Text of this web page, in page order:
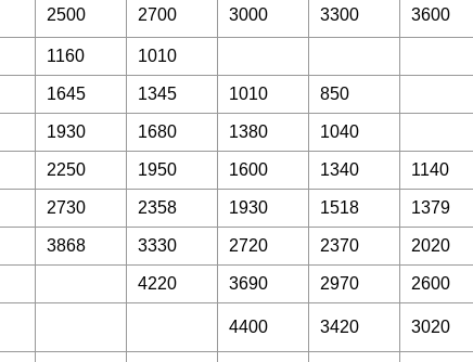
2500 2700 3000 3300 3600
1160 1010
1645 1345 1010 850
1930 1680 1380 1040
2250 1950 1600 1340 1140
2730 2358 1930 1518 1379
3868 3330 2720 2370 2020
4220 3690 2970 2600
4400 3420 3020